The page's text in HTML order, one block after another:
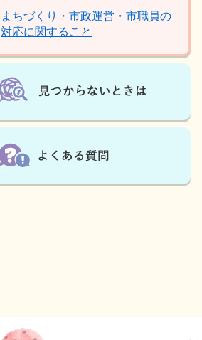
まちづくり・市政運営・市職員の
対応に関すること